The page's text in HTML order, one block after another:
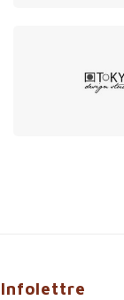
Infolettre